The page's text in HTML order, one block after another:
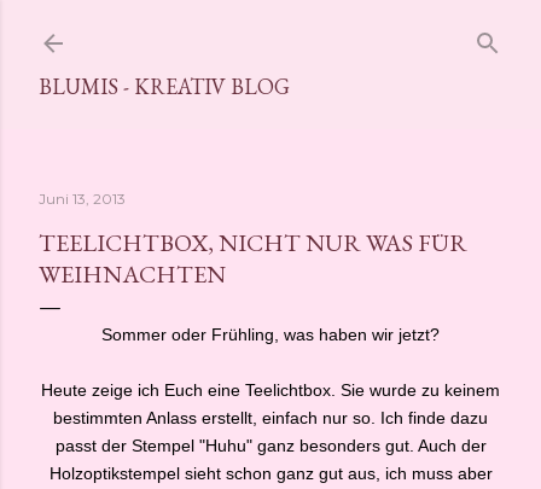
BLUMIS - KREATIV BLOG
Juni 13, 2013
TEELICHTBOX, NICHT NUR WAS FÜR
WEIHNACHTEN
Sommer oder Frühling, was haben wir jetzt?
Heute zeige ich Euch eine Teelichtbox. Sie wurde zu keinem
bestimmten Anlass erstellt, einfach nur so. Ich finde dazu
passt der Stempel "Huhu" ganz besonders gut. Auch der
Holzoptikstempel sieht schon ganz gut aus, ich muss aber